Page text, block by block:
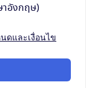
าอังกฤษ)
ดและเงื่อนไข